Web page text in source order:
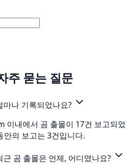
주 묻는 질문
마나 기록되었나요?
이내에서 곰 출몰이 17건 보고되었
안의 보고는 3건입니다.
곰 출몰은 언제, 어디였나요?